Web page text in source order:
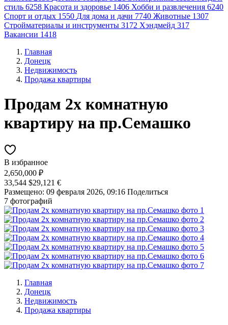
стиль 6258 Красота и здоровье 1406 Хобби и развлечения 6240
Спорт и отдых 1550 Для дома и дачи 7740 Животные 1307
Стройматериалы и инструменты 3172 Хэндмейд 317
Вакансии 1418
Главная
Донецк
Недвижимость
Продажа квартиры
Продам 2х комнатную
квартиру на пр.Семашко
В избранное
2,650,000 ₽
33,544 $29,121 €
Размещено: 09 февраля 2026, 09:16 Поделиться
7 фотографий
Главная
Донецк
Недвижимость
Продажа квартиры